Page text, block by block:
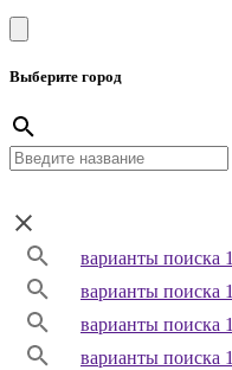
Выберите город
варианты поиска 1
варианты поиска 1
варианты поиска 1
варианты поиска 1